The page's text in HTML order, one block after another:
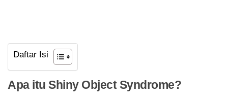
Daftar Isi
Apa itu Shiny Object Syndrome?